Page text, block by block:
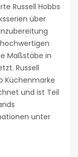
Russell Hobbs
über
Maßstäbe in
Russell
Küchenmarke
und ist Teil
unter